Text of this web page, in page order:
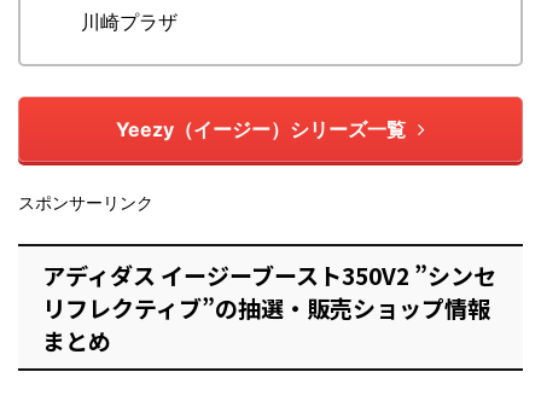
川崎プラザ
Yeezy（イージー）シリーズ一覧
スポンサーリンク
アディダス イージーブースト350V2 ”シンセ
リフレクティブ”の抽選・販売ショップ情報
まとめ